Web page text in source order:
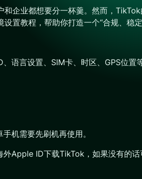
企业都想要分一杯羹。然而，
置教程，帮助你打造一个“合规、稳定
语言设置、SIM卡、时区、GPS位
机需要先刷机再使用。
Apple ID下载TikTok，如果没有的话